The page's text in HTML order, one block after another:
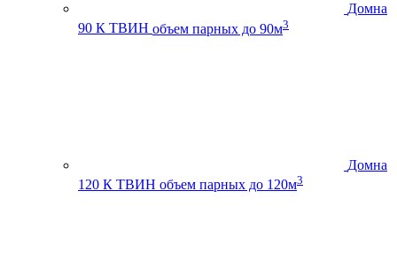
Домна
90 К ТВИН объем парных до 90м3
Домна
120 К ТВИН объем парных до 120м3